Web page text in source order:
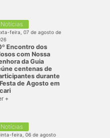
Notícias
feira, 07 de agosto de
Encontro dos
com Nossa
da Guia
centenas de
durante
de Agosto em
+
Notícias
feira, 06 de agosto